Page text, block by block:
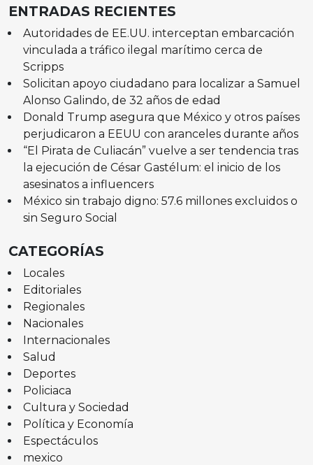
ENTRADAS RECIENTES
Autoridades de EE.UU. interceptan embarcación
vinculada a tráfico ilegal marítimo cerca de
Scripps
Solicitan apoyo ciudadano para localizar a Samuel
Alonso Galindo, de 32 años de edad
Donald Trump asegura que México y otros países
perjudicaron a EEUU con aranceles durante años
“El Pirata de Culiacán” vuelve a ser tendencia tras
la ejecución de César Gastélum: el inicio de los
asesinatos a influencers
México sin trabajo digno: 57.6 millones excluidos o
sin Seguro Social
CATEGORÍAS
Locales
Editoriales
Regionales
Nacionales
Internacionales
Salud
Deportes
Policiaca
Cultura y Sociedad
Política y Economía
Espectáculos
mexico